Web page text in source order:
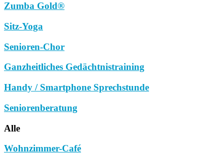
Zumba Gold®
Sitz-Yoga
Senioren-Chor
Ganzheitliches Gedächtnistraining
Handy / Smartphone Sprechstunde
Seniorenberatung
Alle
Wohnzimmer-Café